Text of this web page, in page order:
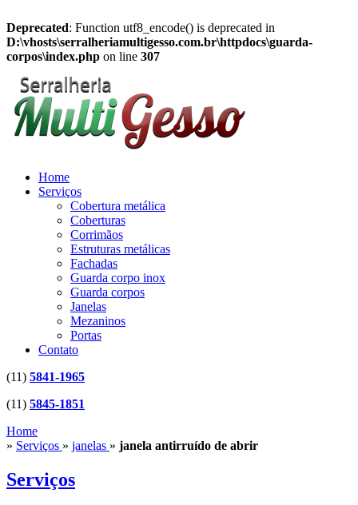
Deprecated: Function utf8_encode() is deprecated in
D:\vhosts\serralheriamultigesso.com.br\httpdocs\guarda-
corpos\index.php on line 307
Home
Serviços
Cobertura metálica
Coberturas
Corrimãos
Estruturas metálicas
Fachadas
Guarda corpo inox
Guarda corpos
Janelas
Mezaninos
Portas
Contato
(11) 5841-1965
(11) 5845-1851
Home
» Serviços » janelas » janela antirruído de abrir
Serviços